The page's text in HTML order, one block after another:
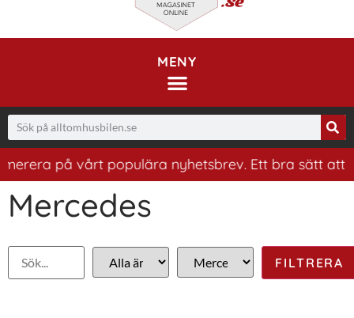
MENY
på vårt populära nyhetsbrev. Ett bra sätt att
Mercedes